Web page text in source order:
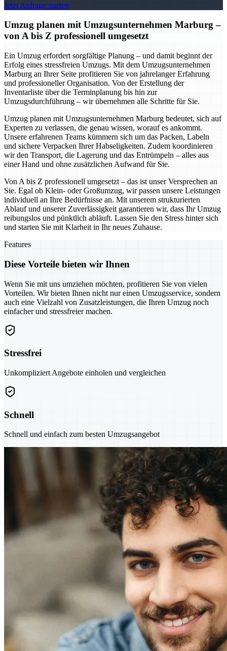
Jetzt Anfrage starten
Umzug planen mit Umzugsunternehmen Marburg –
von A bis Z professionell umgesetzt
Ein Umzug erfordert sorgfältige Planung – und damit beginnt der
Erfolg eines stressfreien Umzugs. Mit dem Umzugsunternehmen
Marburg an Ihrer Seite profitieren Sie von jahrelanger Erfahrung
und professioneller Organisation. Von der Erstellung der
Inventarliste über die Terminplanung bis hin zur
Umzugsdurchführung – wir übernehmen alle Schritte für Sie.
Umzug planen mit Umzugsunternehmen Marburg bedeutet, sich auf
Experten zu verlassen, die genau wissen, worauf es ankommt.
Unsere erfahrenen Teams kümmern sich um das Packen, Labeln
und sichere Verpacken Ihrer Habseligkeiten. Zudem koordinieren
wir den Transport, die Lagerung und das Entrümpeln – alles aus
einer Hand und ohne zusätzlichen Aufwand für Sie.
Von A bis Z professionell umgesetzt – das ist unser Versprechen an
Sie. Egal ob Klein- oder Großumzug, wir passen unsere Leistungen
individuell an Ihre Bedürfnisse an. Mit unserem strukturierten
Ablauf und unserer Zuverlässigkeit garantieren wir, dass Ihr Umzug
reibungslos und pünktlich abläuft. Lassen Sie den Stress hinter sich
und starten Sie mit Klarheit in Ihr neues Zuhause.
Features
Diese Vorteile bieten wir Ihnen
Wenn Sie mit uns umziehen möchten, profitieren Sie von vielen
Vorteilen. Wir bieten Ihnen nicht nur einen Umzugsservice, sondern
auch eine Vielzahl von Zusatzleistungen, die Ihren Umzug noch
einfacher und stressfreier machen.
Stressfrei
Unkompliziert Angebote einholen und vergleichen
Schnell
Schnell und einfach zum besten Umzugsangebot